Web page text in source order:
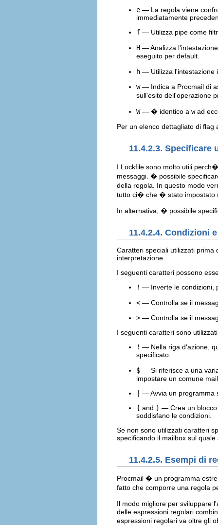
e — La regola viene
immediatamente
f — Utilizza pipe come
H — Analizza
eseguito per default.
h — Utilizza l'intestazione
w— Indica a Procmail di
sull'esito dell'operazione
W— � identico a wad
Per un elenco dettagliato di
11.4.2.3. Specificare
I Lockfile sono molto utili
messaggi. � possibile
della regola. In questo modo
tutto ci� che � stato impostato
In alternativa, � possibile
11.4.2.4. Condizioni
Caratteri speciali utilizzati prima
interpretazione.
I seguenti caratteri possono
! — Inverte le condizioni,
< — Controlla se il
> — Controlla se il
I seguenti caratteri sono
! — Nella riga d'azione,
specificato.
$ — Si riferisce a una
impostare un comune
— Avvia un programma
{ and } — Crea un blocco
soddisfano le condizioni.
Se non sono utilizzati caratteri
specificando il mailbox sul
11.4.2.5. Esempi di
Procmail � un programma
fatto che comporre una regola
Il modo migliore per sviluppare
delle espressioni regolari
espressioni regolari va oltre gli